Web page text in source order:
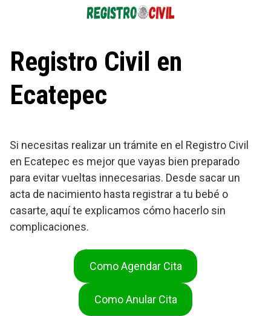
Registro Civil en
Ecatepec
Si necesitas realizar un trámite en el Registro Civil
en Ecatepec es mejor que vayas bien preparado
para evitar vueltas innecesarias. Desde sacar un
acta de nacimiento hasta registrar a tu bebé o
casarte, aquí te explicamos cómo hacerlo sin
complicaciones.
Como Agendar Cita
Como Anular Cita